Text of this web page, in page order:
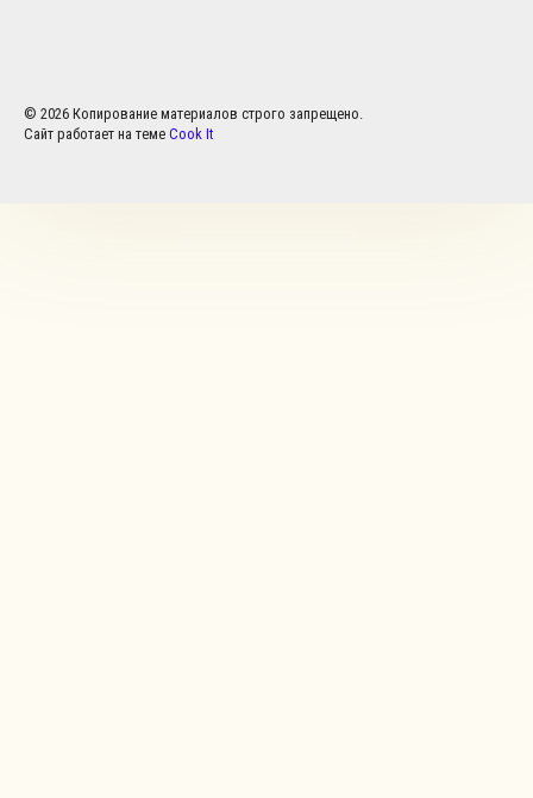
© 2026 Копирование материалов строго запрещено.
Сайт работает на теме Cook It